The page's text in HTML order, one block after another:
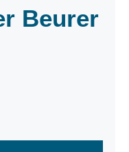
Beurer